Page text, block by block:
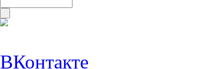
ВКонтакте